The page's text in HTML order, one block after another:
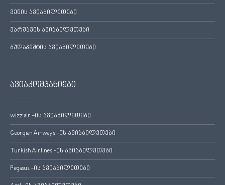
ვენის ავიაბილეთები
ვარშავის ავიაბილეთები
ბუდაპეშტის ავიაბილეთები
ავიაკომპანიები
wizz air -ის ავიაბილეთები
Georgian Airways -ის ავიაბილეთები
Turkish Airlines -ის ავიაბილეთები
Pegasus -ის ავიაბილეთები